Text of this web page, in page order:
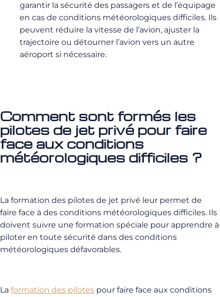
garantir la sécurité des passagers et de l’équipage
en cas de conditions météorologiques difficiles. Ils
peuvent réduire la vitesse de l’avion, ajuster la
trajectoire ou détourner l’avion vers un autre
aéroport si nécessaire.
Comment sont formés les
pilotes de jet privé pour faire
face aux conditions
météorologiques difficiles ?
La formation des pilotes de jet privé leur permet de
faire face à des conditions météorologiques difficiles. Ils
doivent suivre une formation spéciale pour apprendre à
piloter en toute sécurité dans des conditions
météorologiques défavorables.
La formation des pilotes pour faire face aux conditions